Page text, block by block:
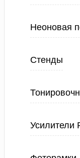
Неоновая
Стенды
Усилители